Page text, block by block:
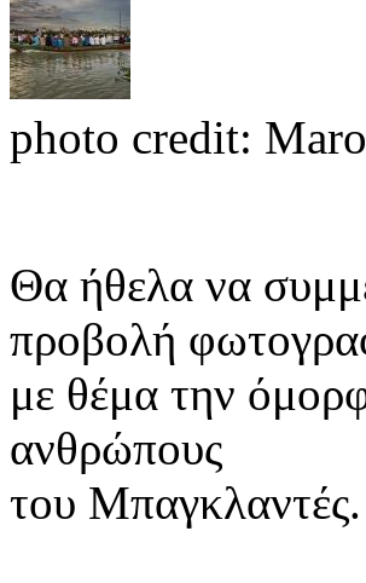
photo credit:
Θα ήθελα να
προβολή
με θέμα την
ανθρώπους
του Μπαγκλαντές.